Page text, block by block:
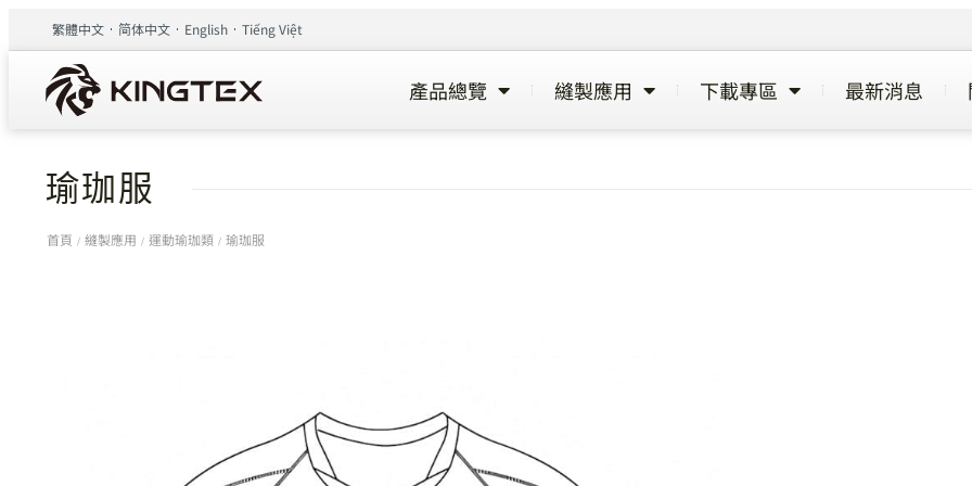
繁體中文 简体中文 English Tiếng Việt
產品總覽 縫製應用 下載專區 最新消息
瑜珈服
首頁 / 縫製應用 / 運動瑜珈類 / 瑜珈服